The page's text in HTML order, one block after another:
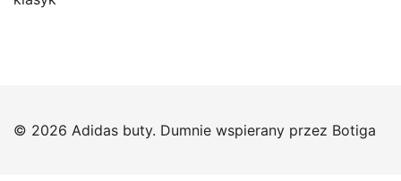
© 2026 Adidas buty. Dumnie wspierany przez Botiga